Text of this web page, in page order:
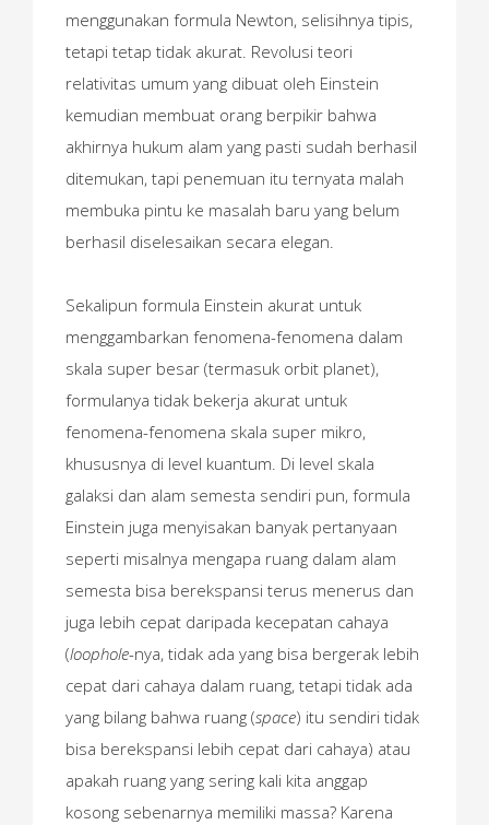
menggunakan formula Newton, selisihnya tipis,
tetapi tetap tidak akurat. Revolusi teori
relativitas umum yang dibuat oleh Einstein
kemudian membuat orang berpikir bahwa
akhirnya hukum alam yang pasti sudah berhasil
ditemukan, tapi penemuan itu ternyata malah
membuka pintu ke masalah baru yang belum
berhasil diselesaikan secara elegan.
Sekalipun formula Einstein akurat untuk
menggambarkan fenomena-fenomena dalam
skala super besar (termasuk orbit planet),
formulanya tidak bekerja akurat untuk
fenomena-fenomena skala super mikro,
khususnya di level kuantum. Di level skala
galaksi dan alam semesta sendiri pun, formula
Einstein juga menyisakan banyak pertanyaan
seperti misalnya mengapa ruang dalam alam
semesta bisa berekspansi terus menerus dan
juga lebih cepat daripada kecepatan cahaya
(loophole-nya, tidak ada yang bisa bergerak lebih
cepat dari cahaya dalam ruang, tetapi tidak ada
yang bilang bahwa ruang (space) itu sendiri tidak
bisa berekspansi lebih cepat dari cahaya) atau
apakah ruang yang sering kali kita anggap
kosong sebenarnya memiliki massa? Karena